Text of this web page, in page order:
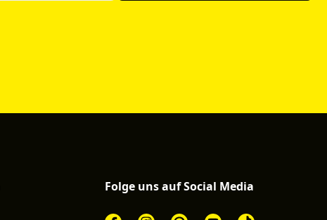
Folge uns auf Social Media